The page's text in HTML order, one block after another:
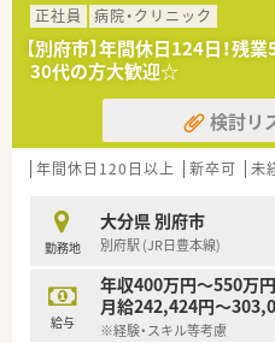
正社員
病院・クリニック
【別府市】年間休日124日！残
30代の方大歓迎☆
検討リ
年間休日120日以上 新卒可 未
勤務地
大分県 別府市
別府駅 (JR日豊本線)
給与
年収400万円～550万円
月給242,424円～
※経験・スキル等考慮